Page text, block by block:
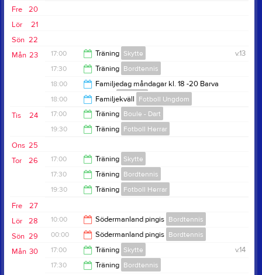
20
Fre
21
Lör
22
Sön
23
Mån v.13
17:00 Träning Skytte
19:00
17:30 Träning Bordtennis
19:00
18:00
Familjedag måndagar kl. 18 -20 Barva
bygdegård Prova på
20:00
18:00 Familjekväll Fotboll Ungdom
20:00
24
Tis 17:00 Träning Boule - Dart
19:30 Träning Fotboll Herrar
21:00
25
Ons
26
Tor 17:00 Träning Skytte
19:00
17:30 Träning Bordtennis
19:30 Träning Fotboll Herrar
21:00
27
Fre
28
Lör 10:00 Södermanland pingis Bordtennis
00:00
29
Sön 00:00 Södermanland pingis Bordtennis
15:00
30
Mån v.14
17:00 Träning Skytte
17:30 Träning Bordtennis